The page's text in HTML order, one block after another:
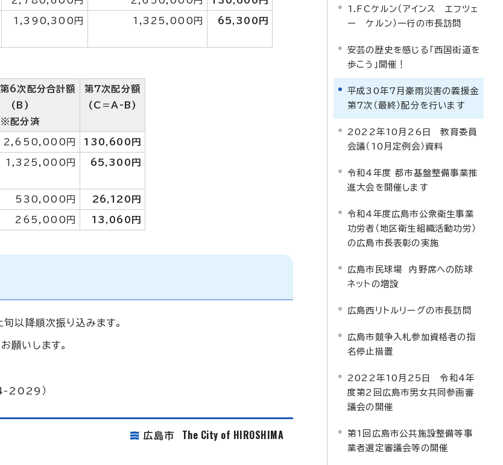
1,390,300円 1,325,000円 65,300円
6次配分合計額
(B)
※配分済
第7次配分額
(C＝A-B)
2,650,000円 130,600円
1,325,000円 65,300円
530,000円 26,120円
265,000円 13,060円
以降順次振り込みます。
願いします。
2029）
広島市 The City of HIROSHIMA
1.FCケルン（アインス エフツェ
ー ケルン）一行の市長訪問
安芸の歴史を感じる「西国街道を
歩こう」開催！
平成30年7月豪雨災害の義援金
第7次（最終）配分を行います
2022年10月26日 教育委員
会議（10月定例会）資料
令和4年度 都市基盤整備事業推
進大会を開催します
令和4年度広島市公衆衛生事業
功労者（地区衛生組織活動功労）
の広島市長表彰の実施
広島市民球場 内野席への防球
ネットの増設
広島西リトルリーグの市長訪問
広島市競争入札参加資格者の指
名停止措置
2022年10月25日 令和4年
度第2回広島市男女共同参画審
議会の開催
第1回広島市公共施設整備等事
業者選定審議会等の開催